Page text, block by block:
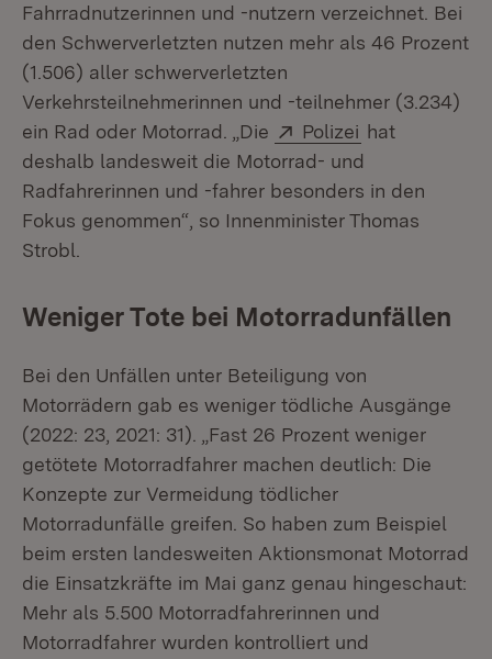
Fahrradnutzerinnen und -nutzern verzeichnet. Bei
den Schwerverletzten nutzen mehr als 46 Prozent
(1.506) aller schwerverletzten
Verkehrsteilnehmerinnen und -teilnehmer (3.234)
ein Rad oder Motorrad. „Die
Extern:
Polizei (Öffnet in
hat
deshalb landesweit die Motorrad- und
Radfahrerinnen und -fahrer besonders in den
Fokus genommen“, so Innenminister Thomas
Strobl.
Weniger Tote bei Motorradunfällen
Bei den Unfällen unter Beteiligung von
Motorrädern gab es weniger tödliche Ausgänge
(2022: 23, 2021: 31). „Fast 26 Prozent weniger
getötete Motorradfahrer machen deutlich: Die
Konzepte zur Vermeidung tödlicher
Motorradunfälle greifen. So haben zum Beispiel
beim ersten landesweiten Aktionsmonat Motorrad
die Einsatzkräfte im Mai ganz genau hingeschaut:
Mehr als 5.500 Motorradfahrerinnen und
Motorradfahrer wurden kontrolliert und